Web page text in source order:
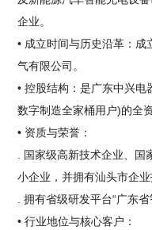
企业。
• 成立时间与历史沿革：
气有限公司。
• 控股结构：是广东中兴
数字制造全家桶用户)的全
• 资质与荣誉：
. 国家级高新技术企业、
小企业，并拥有汕头市企业
. 拥有省级研发平台“广东
• 行业地位与核心客户：